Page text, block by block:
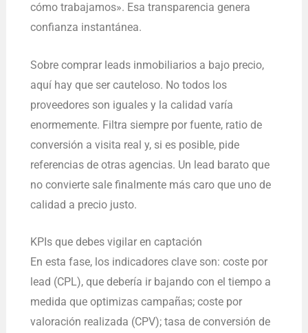
cómo trabajamos». Esa transparencia genera
confianza instantánea.
Sobre comprar leads inmobiliarios a bajo precio,
aquí hay que ser cauteloso. No todos los
proveedores son iguales y la calidad varía
enormemente. Filtra siempre por fuente, ratio de
conversión a visita real y, si es posible, pide
referencias de otras agencias. Un lead barato que
no convierte sale finalmente más caro que uno de
calidad a precio justo.
KPIs que debes vigilar en captación
En esta fase, los indicadores clave son: coste por
lead (CPL), que debería ir bajando con el tiempo a
medida que optimizas campañas; coste por
valoración realizada (CPV); tasa de conversión de